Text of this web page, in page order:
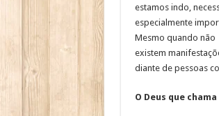
estamos indo,
especialmente
Mesmo quando não
existem
diante de pessoas
O Deus que chama